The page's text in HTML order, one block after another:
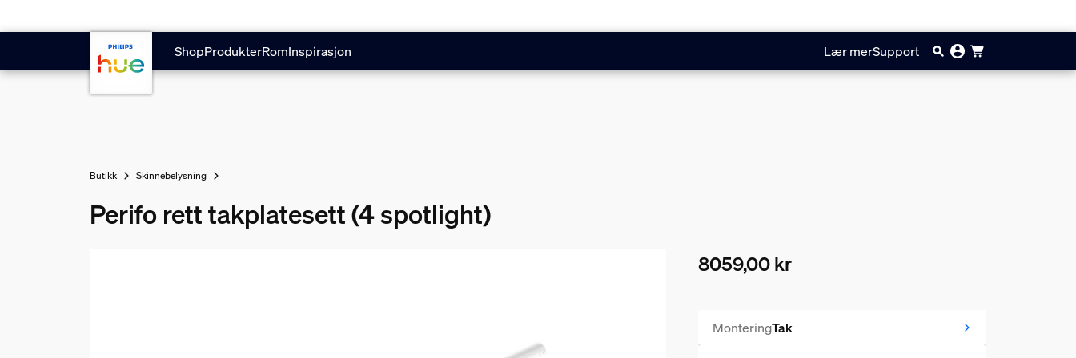
ShopProdukterRomInspirasjon Lær merSupport
Butikk Skinnebelysning
Perifo rett takplatesett (4 spotlight)
8059,00 kr
MonteringTak